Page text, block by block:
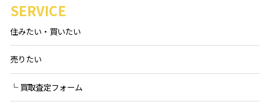
SERVICE
住みたい・買いたい
売りたい
└ 買取査定フォーム